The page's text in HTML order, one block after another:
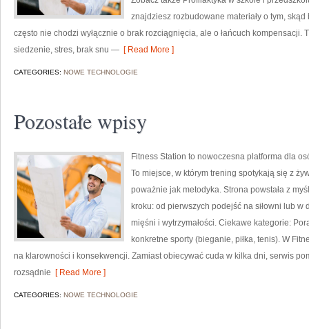
znajdziesz rozbudowane materiały o tym,
często nie chodzi wyłącznie o brak rozciągnięcia, ale o łańcuch kompensacji.
siedzenie, stres, brak snu — [ Read More ]
CATEGORIES: NOWE TECHNOLOGIE
Pozostałe wpisy
Fitness Station to nowoczesna platforma dla
To miejsce, w którym trening spotykają się z
poważnie jak metodyka. Strona powstała z
kroku: od pierwszych podejść na siłowni lub
mięśni i wytrzymałości. Ciekawe kategorie:
konkretne sporty (bieganie, piłka, tenis). W
na klarowności i konsekwencji. Zamiast obiecywać cuda w kilka dni, serwis
rozsądnie [ Read More ]
CATEGORIES: NOWE TECHNOLOGIE